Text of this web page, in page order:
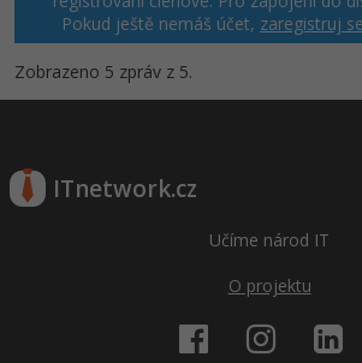
Pokud ještě nemáš účet, zaregistruj se
Zobrazeno 5 zpráv z 5.
ITnetwork.cz
Učíme národ IT
O projektu